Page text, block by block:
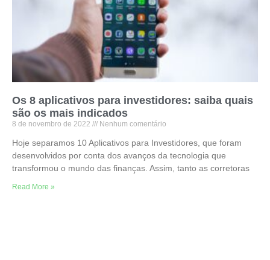
Os 8 aplicativos para investidores: saiba quais
são os mais indicados
8 de novembro de 2022 Nenhum comentário
Hoje separamos 10 Aplicativos para Investidores, que foram
desenvolvidos por conta dos avanços da tecnologia que
transformou o mundo das finanças. Assim, tanto as corretoras
Read More »